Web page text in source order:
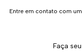
Entre em contato com
Faça